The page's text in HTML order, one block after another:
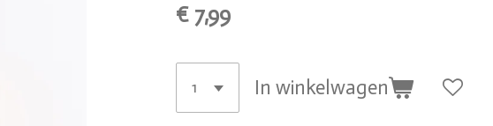
€ 7,99
In winkelwagen